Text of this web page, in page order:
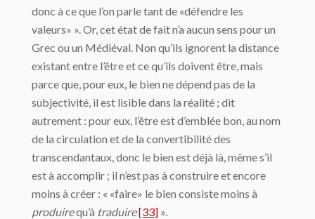
donc à ce que l’on parle tant de «défendre les
valeurs» ». Or, cet état de fait n’a au­cun sens pour un
Grec ou un Médiéval. Non qu’ils ignorent la distance
existant entre l’être et ce qu’ils doivent être, mais
parce que, pour eux, le bien ne dépend pas de la
subjectivité, il est lisible dans la réalité ; dit
autrement : pour eux, l’être est d’emblée bon, au nom
de la circulation et de la convertibilité des
transcendantaux, donc le bien est déjà là, même s’il
est à accomplir ; il n’est pas à construire et encore
moins à créer : « «faire» le bien consiste moins à
produirequ’à traduire[33] ».